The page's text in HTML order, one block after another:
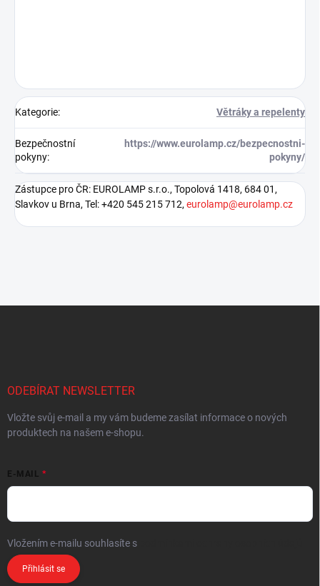
Kategorie: Větráky a repelenty
Bezpečnostní
pokyny:
https://www.eurolamp.cz/bezpecnostni-
pokyny/
Zástupce pro ČR: EUROLAMP s.r.o., Topolová 1418, 684 01,
Slavkov u Brna, Tel: +420 545 215 712, eurolamp@eurolamp.cz
ODEBÍRAT NEWSLETTER
Vložte svůj e-mail a my vám budeme zasílat informace o nových
produktech na našem e-shopu.
E-MAIL
Vložením e-mailu souhlasíte s
Přihlásit se